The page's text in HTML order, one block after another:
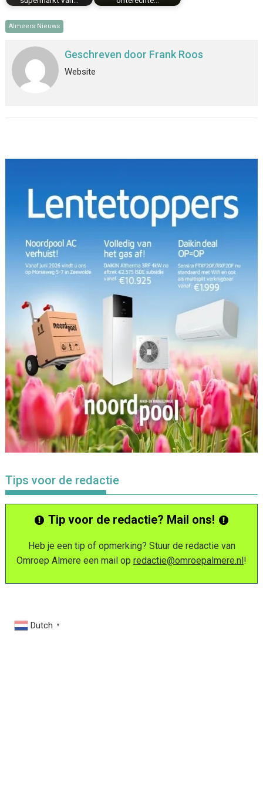
Almeers Nieuws
Geschreven door Frank Roos
Website
Tips voor de redactie
Tip voor de redactie? Mail ons!
Heb je een tip of opmerking? Stuur de redactie van
Omroep Almere een mail op redactie@omroepalmere.nl!
Dutch ▼